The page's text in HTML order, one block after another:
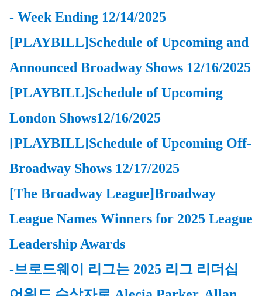
- Week Ending 12/14/2025
[PLAYBILL]Schedule of Upcoming and
Announced Broadway Shows 12/16/2025
[PLAYBILL]Schedule of Upcoming
London Shows12/16/2025
[PLAYBILL]Schedule of Upcoming Off-
Broadway Shows 12/17/2025
[The Broadway League]Broadway
League Names Winners for 2025 League
Leadership Awards
-브로드웨이 리그는 2025 리그 리더십